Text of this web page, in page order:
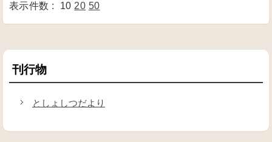
10 20 50
刊行物
としょしつだより